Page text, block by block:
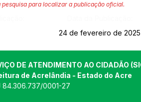
para localizar a publicação oficial.
24 de fevereiro de 2025
DE ATENDIMENTO AO CIDADÃO
de Acrelândia - Estado do Acre
84.306.737/0001-27